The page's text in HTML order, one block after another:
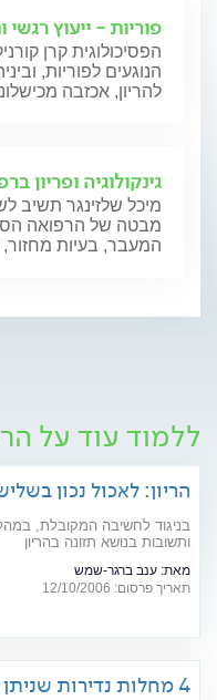
פוריות - ייעוץ רגשי
הפסיכולוגית קרן
הנוגעים לפוריות,
להריון, אכזבה
גינקולוגיה ופריון
מיכל שלזינגר תשיב
מבטה של הרפואה
המעבר, בעיות מחזור,
ללמוד עוד על
הריון: לאכול נכון
בניגוד לחשיבה המקובלת,
ותשובות בנושא תזונה בהריון
מאת: ענב ברגר-שמש
תאריך פרסום: 12/10/2006
4 מחלות נדירות שניתן למנוע